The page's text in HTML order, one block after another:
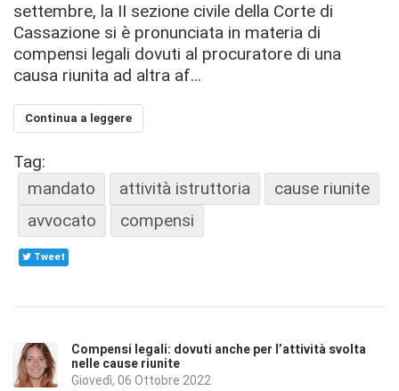
settembre, la II sezione civile della Corte di
Cassazione si è pronunciata in materia di
compensi legali dovuti al procuratore di una
causa riunita ad altra af...
Continua a leggere
Tag:
mandato
attività istruttoria
cause riunite
avvocato
compensi
Tweet
Compensi legali: dovuti anche per l’attività svolta
nelle cause riunite
Giovedì, 06 Ottobre 2022